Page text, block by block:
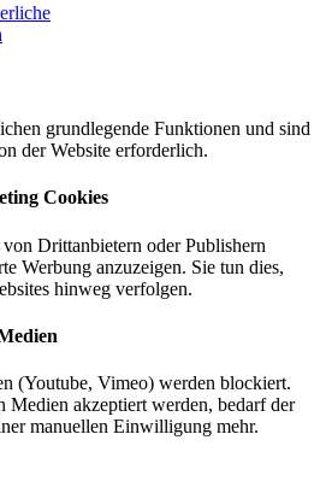
grundlegende Funktionen und sind
der Website erforderlich.
Cookies
Drittanbietern oder Publishern
Werbung anzuzeigen. Sie tun dies,
hinweg verfolgen.
(Youtube, Vimeo) werden blockiert.
Medien akzeptiert werden, bedarf der
manuellen Einwilligung mehr.